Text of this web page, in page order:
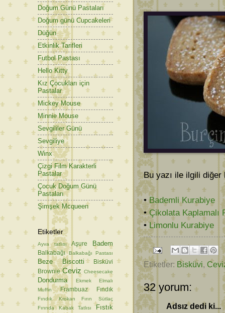
Bu yazı ile ilgili diğer
•Bademli Kurabiye
•Çikolata Kaplamalı
•Limonlu Kurabiye
Etiketler: Bisküvi,
32 yorum:
Adsız dedi ki...
Doğum Günü Pastaları
Doğum günü Cupcakeleri
Düğün
Etkinlik Tarifleri
Futbol Pastası
Hello Kitty
Kız Çocukları için
Pastalar
Mickey Mouse
Minnie Mouse
Sevgililer Günü
Sevgiliye
Winx
Çizgi Film Karakterli
Pastalar
Çocuk Doğum Günü
Pastaları
Şimşek Mcqueen
Etiketler
Ayva tatlısı Aşure Badem
Balkabağı Balkabağı Pastası
Beze Biscotti
Bisküvi
Brownie Ceviz Cheesecake
Dondurma Ekmek
Elmalı
Muffin
Frambuaz Fındık
Fındık Krokan
Fırın Sütlaç
Fırında Kabak Tatlısı
Fıstık